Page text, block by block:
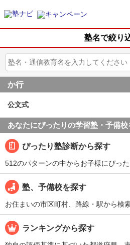
塾名で絞り
か行
公文式
あなたにぴったりの学習塾・予備校
ぴったり塾診断から探す
512のパターンの中からお子様にぴった
塾、予備校を探す
お住まいの市区町村、路線・駅から検
ランキングから探す